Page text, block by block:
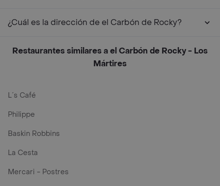
¿Cuál es la dirección de el Carbón de Rocky?
Restaurantes similares a el Carbón de Rocky - Los
Mártires
L´s Café
Philippe
Baskin Robbins
La Cesta
Mercari - Postres